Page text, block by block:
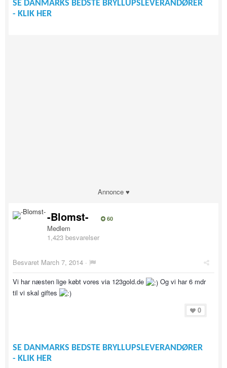
SE DANMARKS BEDSTE BRYLLUPSLEVERANDØRER
- KLIK HER
Annonce ♥
-Blomst- 60
Medlem
1,423 besvarelser
Besvaret March 7, 2014 ·
Vi har næsten lige købt vores via 123gold.de
Og vi har 6 mdr
til vi skal giftes
0
SE DANMARKS BEDSTE BRYLLUPSLEVERANDØRER
- KLIK HER